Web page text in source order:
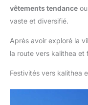
vêtements tendance
vaste et diversifié.
Après avoir exploré la
la route vers kalithea et
Festivités vers kalithea